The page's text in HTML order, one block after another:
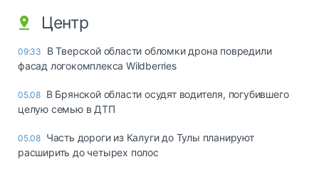
Центр
09:33
В Тверской области обломки дрона повредили
фасад логокомплекса Wildberries
05.08 В Брянской области осудят водителя, погубившего
целую семью в ДТП
05.08 Часть дороги из Калуги до Тулы планируют
расширить до четырех полос